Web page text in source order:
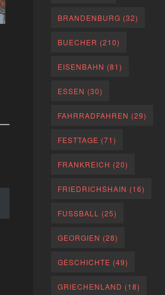
BRANDENBURG (32)
BUECHER (210)
EISENBAHN (81)
ESSEN (30)
FAHRRADFAHREN (29)
FESTTAGE (71)
FRANKREICH (20)
FRIEDRICHSHAIN (16)
FUSSBALL (25)
GEORGIEN (28)
GESCHICHTE (49)
GRIECHENLAND (18)